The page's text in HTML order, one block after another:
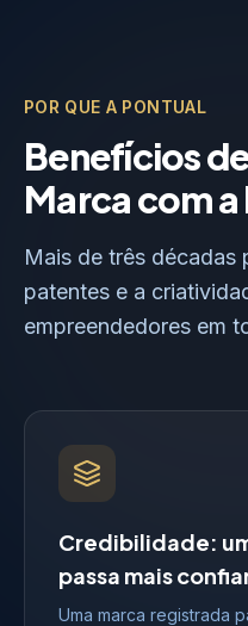
POR QUE A PONTUAL
Benefícios
Marca com
Mais de três décadas
patentes e a
empreendedores em
Credibilidade:
passa mais
Uma marca registrada